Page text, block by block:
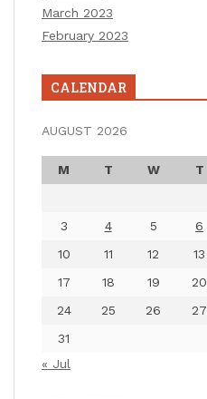
March 2023
February 2023
CALENDAR
AUGUST 2026
M T W T
3
4 5 6
10
11 12 13
17
18 19 20
24
25 26 27
31
« Jul